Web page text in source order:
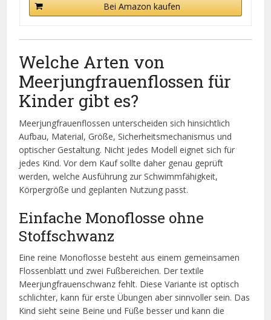
Bei Amazon kaufen
Welche Arten von
Meerjungfrauenflossen für
Kinder gibt es?
Meerjungfrauenflossen unterscheiden sich hinsichtlich
Aufbau, Material, Größe, Sicherheitsmechanismus und
optischer Gestaltung. Nicht jedes Modell eignet sich für
jedes Kind. Vor dem Kauf sollte daher genau geprüft
werden, welche Ausführung zur Schwimmfähigkeit,
Körpergröße und geplanten Nutzung passt.
Einfache Monoflosse ohne
Stoffschwanz
Eine reine Monoflosse besteht aus einem gemeinsamen
Flossenblatt und zwei Fußbereichen. Der textile
Meerjungfrauenschwanz fehlt. Diese Variante ist optisch
schlichter, kann für erste Übungen aber sinnvoller sein. Das
Kind sieht seine Beine und Füße besser und kann die